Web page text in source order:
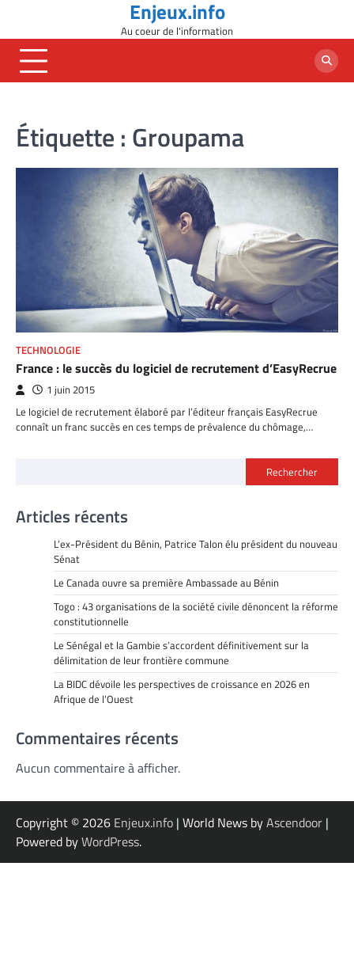
content
Enjeux.info
Au coeur de l'information
Étiquette : Groupama
TECHNOLOGIE
France : le succès du logiciel de recrutement d’EasyRecrue
1 juin 2015
Le logiciel de recrutement élaboré par l’éditeur français EasyRecrue
connaît un franc succès en ces temps de prévalence du chômage,…
Rechercher
Articles récents
L’ex-Président du Bénin, Patrice Talon élu président du nouveau
Sénat
Le Canada ouvre sa première Ambassade au Bénin
Togo : 43 organisations de la société civile dénoncent la réforme
constitutionnelle
Le Sénégal et la Gambie s’accordent définitivement sur la
délimitation de leur frontière commune
La BIDC dévoile les perspectives de croissance en 2026 en
Afrique de l’Ouest
Commentaires récents
Aucun commentaire à afficher.
Copyright © 2026 Enjeux.info | World News byAscendoor |
Powered byWordPress.